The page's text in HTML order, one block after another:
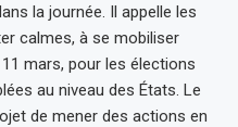
la journée. Il appelle les
calmes, à se mobiliser
mars, pour les élections
au niveau des États. Le
de mener des actions en